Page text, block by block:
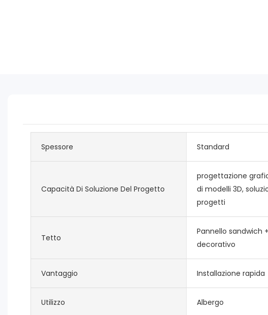
Spessore Standard
Capacità Di Soluzione Del Progetto
progettazione
di modelli 3D,
progetti
Tetto
Pannello sandwich
decorativo
Vantaggio Installazione rapida
Utilizzo Albergo